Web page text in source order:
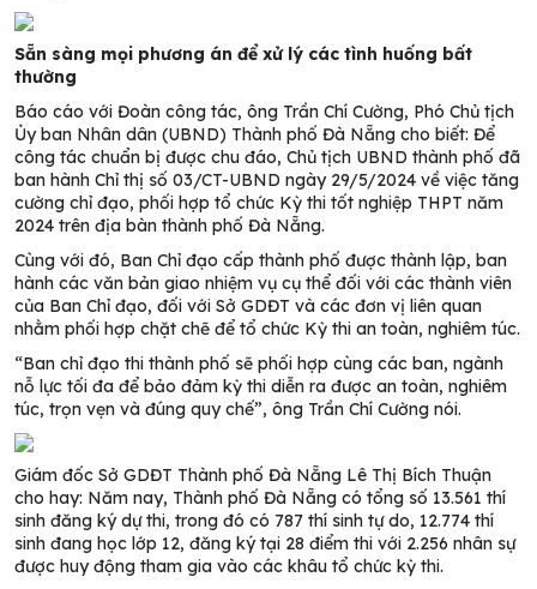
Sẵn sàng mọi phương án để xử lý các tình huống bất
thường
Báo cáo với Đoàn công tác, ông Trần Chí Cường, Phó Chủ tịch
Ủy ban Nhân dân (UBND) Thành phố Đà Nẵng cho biết: Để
công tác chuẩn bị được chu đáo, Chủ tịch UBND thành phố đã
ban hành Chỉ thị số 03/CT-UBND ngày 29/5/2024 về việc tăng
cường chỉ đạo, phối hợp tổ chức Kỳ thi tốt nghiệp THPT năm
2024 trên địa bàn thành phố Đà Nẵng.
Cùng với đó, Ban Chỉ đạo cấp thành phố được thành lập, ban
hành các văn bản giao nhiệm vụ cụ thể đối với các thành viên
của Ban Chỉ đạo, đối với Sở GDĐT và các đơn vị liên quan
nhằm phối hợp chặt chẽ để tổ chức Kỳ thi an toàn, nghiêm túc.
“Ban chỉ đạo thi thành phố sẽ phối hợp cùng các ban, ngành
nỗ lực tối đa để bảo đảm kỳ thi diễn ra được an toàn, nghiêm
túc, trọn vẹn và đúng quy chế”, ông Trần Chí Cường nói.
Giám đốc Sở GDĐT Thành phố Đà Nẵng Lê Thị Bích Thuận
cho hay: Năm nay, Thành phố Đà Nẵng có tổng số 13.561 thí
sinh đăng ký dự thi, trong đó có 787 thí sinh tự do, 12.774 thí
sinh đang học lớp 12, đăng ký tại 28 điểm thi với 2.256 nhân sự
được huy động tham gia vào các khâu tổ chức kỳ thi.